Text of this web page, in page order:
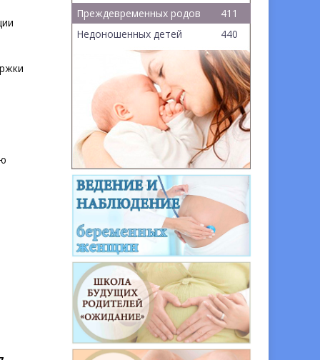
Преждевременных родов
411
Недоношенных детей
440